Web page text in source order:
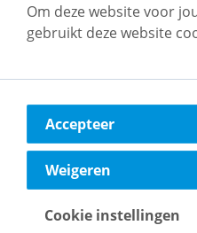
Verbeetenstraat 16
4812 XL Breda
Den Haag
Koninginnegracht 60
Om deze website voor
gebruikt deze website
Accepteer
Weigeren
Cookie instellingen